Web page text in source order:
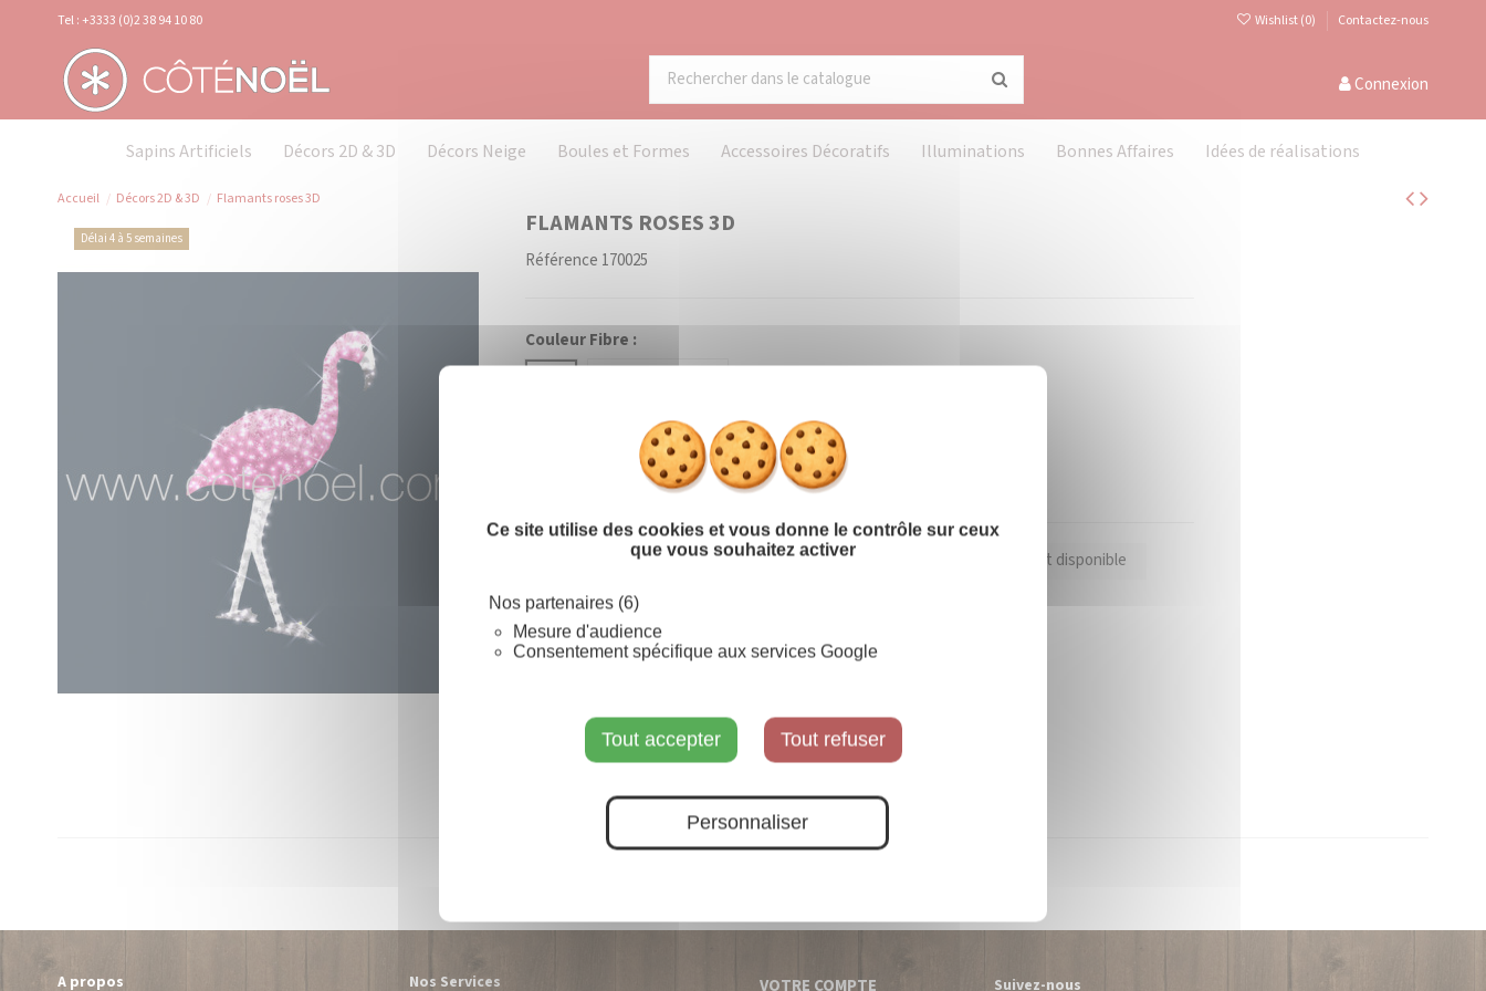
Ce site utilise des cookies et vous donne le contrôle sur ceux
que vous souhaitez activer
Nos partenaires (6)
Mesure d'audience
Consentement spécifique aux services Google
Tout accepter Tout refuser
Personnaliser
Tel : +3333 (0)2 38 94 10 80 Wishlist (0) Contactez-nous
Connexion
Sapins Artificiels Décors 2D & 3D Décors Neige Boules et Formes Accessoires Décoratifs Illuminations Bonnes Affaires Idées de réalisations
Accueil Décors 2D & 3D Flamants roses 3D
Délai 4 à 5 semaines
FLAMANTS ROSES 3D
Référence 170025
Couleur Fibre :
Prévenez-moi lorsque le produit est disponible
SUR COMMANDE
A propos Nos Services VOTRE COMPTE Suivez-nous